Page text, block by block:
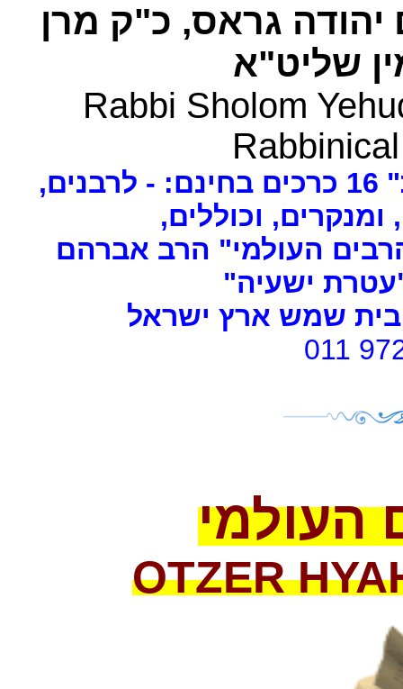
גראס, כ"ק מרן
שליט"א
Rabbi Sholom
ומנקרים, וכוללים,
העולמי" הרב אברהם
ישעיה"
שמש ארץ ישראל
011
העולמי
OTZER